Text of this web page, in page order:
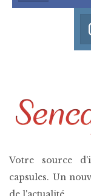
Votre source
capsules. Un